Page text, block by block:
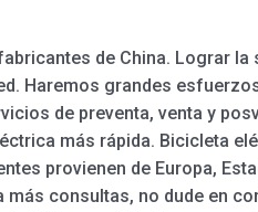
de China. Lograr
Haremos grandes
de preventa, venta y
más rápida. Bicicleta
provienen de Europa,
consultas, no dude en